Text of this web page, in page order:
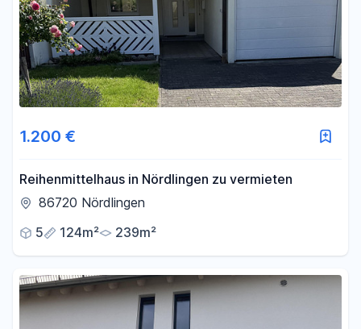
1.200 €
Reihenmittelhaus in Nördlingen zu vermieten
86720 Nördlingen
5
124m² 239m²